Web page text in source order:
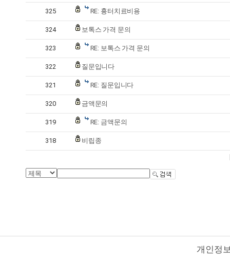
325 RE: 흉터치료비용
324 보톡스 가격 문의
323 RE: 보톡스 가격 문의
322 질문입니다
321 RE: 질문입니다
320 금액문의
319 RE: 금액문의
318 비립종
개인정